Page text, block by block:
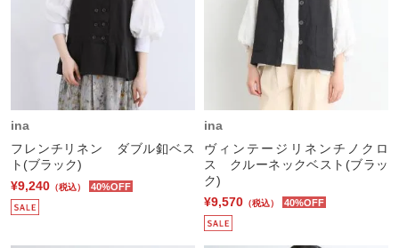
ina
フレンチリネン ダブル釦ベス
ト(ブラック)
¥9,240 （税込） 40%OFF
ina
ヴィンテージリネンチノクロ
ス クルーネックベスト(ブラッ
ク)
¥9,570 （税込） 40%OFF